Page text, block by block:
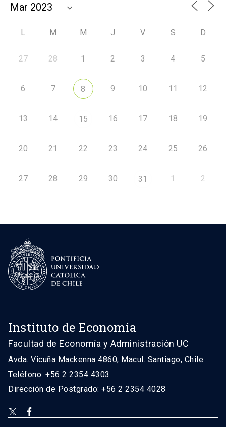
L M M J V S D
27 28 1 2 3 4 5
6 7 8 9 10 11 12
13 14 15 16 17 18 19
20 21 22 23 24 25 26
27 28 29 30 31 1 2
Instituto de Economía
Facultad de Economía y Administración UC
Avda. Vicuña Mackenna 4860, Macul. Santiago, Chile
Teléfono: +56 2 2354 4303
Dirección de Postgrado: +56 2 2354 4028